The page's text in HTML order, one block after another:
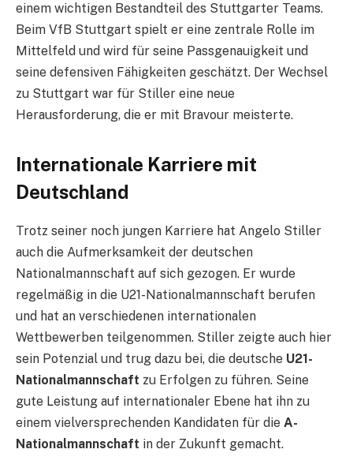
einem wichtigen Bestandteil des Stuttgarter Teams.
Beim VfB Stuttgart spielt er eine zentrale Rolle im
Mittelfeld und wird für seine Passgenauigkeit und
seine defensiven Fähigkeiten geschätzt. Der Wechsel
zu Stuttgart war für Stiller eine neue
Herausforderung, die er mit Bravour meisterte.
Internationale Karriere mit
Deutschland
Trotz seiner noch jungen Karriere hat Angelo Stiller
auch die Aufmerksamkeit der deutschen
Nationalmannschaft auf sich gezogen. Er wurde
regelmäßig in die U21-Nationalmannschaft berufen
und hat an verschiedenen internationalen
Wettbewerben teilgenommen. Stiller zeigte auch hier
sein Potenzial und trug dazu bei, die deutsche U21-
Nationalmannschaft zu Erfolgen zu führen. Seine
gute Leistung auf internationaler Ebene hat ihn zu
einem vielversprechenden Kandidaten für die A-
Nationalmannschaft in der Zukunft gemacht.